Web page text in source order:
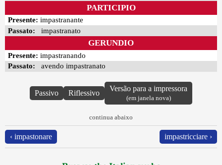
PARTICIPIO
Presente: impastranante
Passato: impastranato
GERUNDIO
Presente: impastranando
Passato: avendo impastranato
Passivo Riflessivo
Versão para a impressora
(em janela nova)
continua abaixo
‹ impastonare impastricciare ›